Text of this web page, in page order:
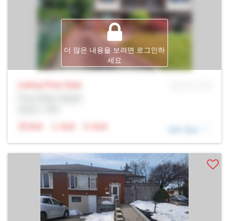
더 많은 내용을 보려면 로그인하
세요
Listing Price Sale
N/A
N/A N/A